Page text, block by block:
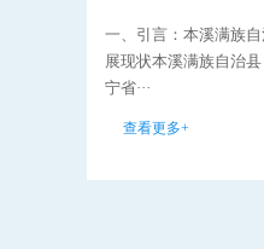
一、引言：本溪满族
展现状本溪满族自治
宁省···
查看更多+